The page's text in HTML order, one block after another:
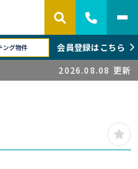
ング物件
会員登録はこちら
2026.08.08 更新